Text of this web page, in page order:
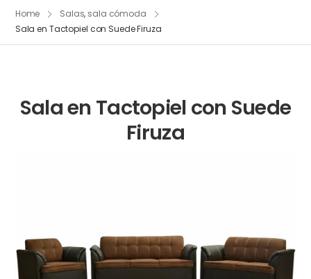
Home Salas, sala cómoda
Sala en Tactopiel con Suede Firuza
Sala en Tactopiel con Suede
Firuza